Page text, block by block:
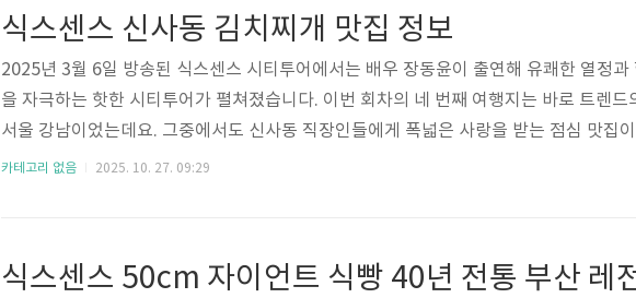
되며 화제를 모았는데요. 이번 글에서는 식스센스 ..
식스센스 신사동 김치찌개 맛집 정보
2025년 3월 6일 방송된 식스센스 시티투어에서는 배우 장동윤이 출연해 유쾌한 열정과
을 자극하는 핫한 시티투어가 펼쳐졌습니다. 이번 회차의 네 번째 여행지는 바로 트렌드
서울 강남이었는데요. 그중에서도 신사동 직장인들에게 폭넓은 사랑을 받는 점심 맛집
었습니다. 점심시간이면 항상 대기 줄이 길 정도로 인기 있는 이곳은 진한 국물 맛이 일품
에서는 식스센스 시티투어에 등장한 신사동 김치찌개 ..
카테고리 없음 2025. 10. 27. 09:29